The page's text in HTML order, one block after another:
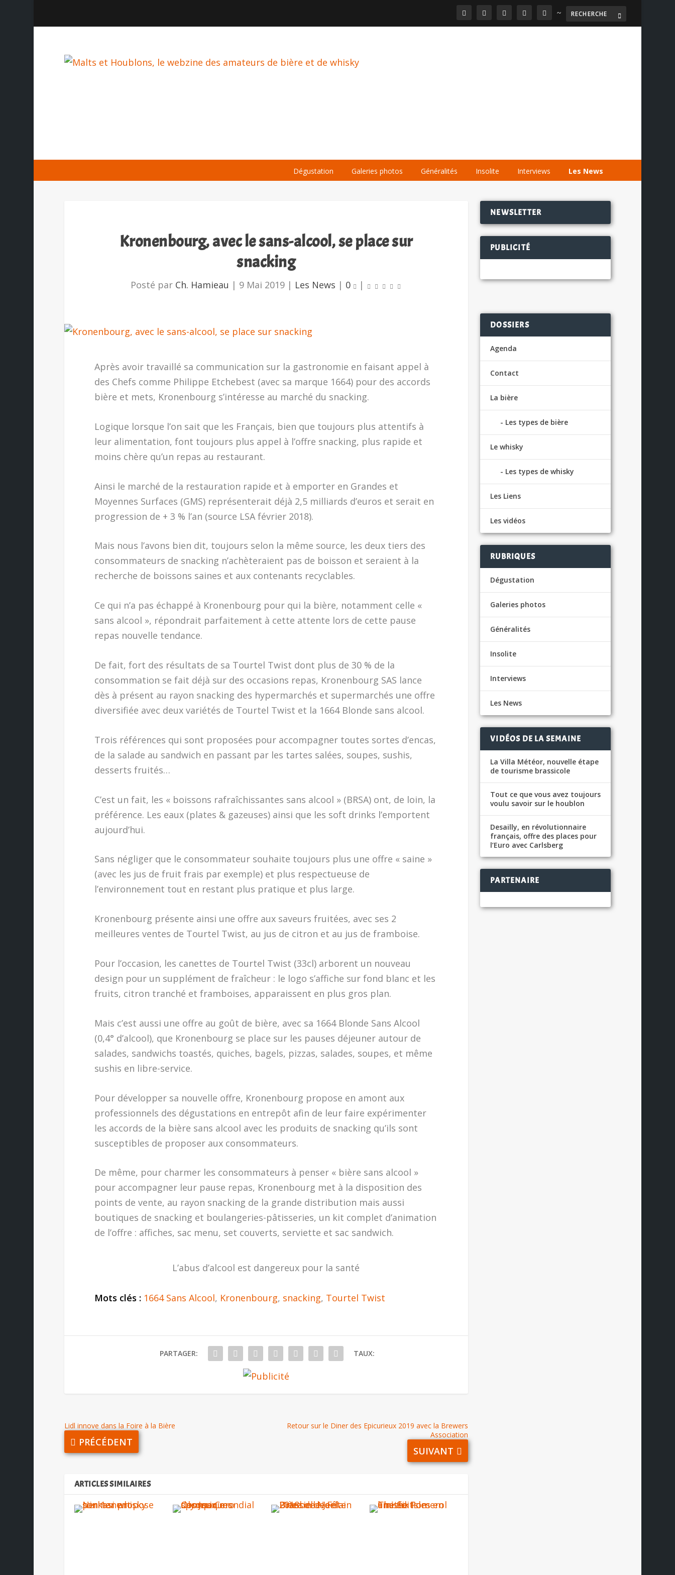
~
Dégustation Galeries photos Généralités Insolite Interviews Les News
Kronenbourg, avec le sans-alcool, se place sur
snacking
Posté par Ch. Hamieau | 9 Mai 2019| Les News | 0 |
Après avoir travaillé sa communication sur la gastronomie en faisant appel à
des Chefs comme Philippe Etchebest (avec sa marque 1664) pour des accords
bière et mets, Kronenbourg s’intéresse au marché du snacking.
Logique lorsque l’on sait que les Français, bien que toujours plus attentifs à
leur alimentation, font toujours plus appel à l’offre snacking, plus rapide et
moins chère qu’un repas au restaurant.
Ainsi le marché de la restauration rapide et à emporter en Grandes et
Moyennes Surfaces (GMS) représenterait déjà 2,5 milliards d’euros et serait en
progression de + 3 % l’an (source LSA février 2018).
Mais nous l’avons bien dit, toujours selon la même source, les deux tiers des
consommateurs de snacking n’achèteraient pas de boisson et seraient à la
recherche de boissons saines et aux contenants recyclables.
Ce qui n’a pas échappé à Kronenbourg pour qui la bière, notamment celle «
sans alcool », répondrait parfaitement à cette attente lors de cette pause
repas nouvelle tendance.
De fait, fort des résultats de sa Tourtel Twist dont plus de 30 % de la
consommation se fait déjà sur des occasions repas, Kronenbourg SAS lance
dès à présent au rayon snacking des hypermarchés et supermarchés une offre
diversifiée avec deux variétés de Tourtel Twist et la 1664 Blonde sans alcool.
Trois références qui sont proposées pour accompagner toutes sortes d’encas,
de la salade au sandwich en passant par les tartes salées, soupes, sushis,
desserts fruités…
C’est un fait, les « boissons rafraîchissantes sans alcool » (BRSA) ont, de loin, la
préférence. Les eaux (plates & gazeuses) ainsi que les soft drinks l’emportent
aujourd’hui.
Sans négliger que le consommateur souhaite toujours plus une offre « saine »
(avec les jus de fruit frais par exemple) et plus respectueuse de
l’environnement tout en restant plus pratique et plus large.
Kronenbourg présente ainsi une offre aux saveurs fruitées, avec ses 2
meilleures ventes de Tourtel Twist, au jus de citron et au jus de framboise.
Pour l’occasion, les canettes de Tourtel Twist (33cl) arborent un nouveau
design pour un supplément de fraîcheur : le logo s’affiche sur fond blanc et les
fruits, citron tranché et framboises, apparaissent en plus gros plan.
Mais c’est aussi une offre au goût de bière, avec sa 1664 Blonde Sans Alcool
(0,4° d’alcool), que Kronenbourg se place sur les pauses déjeuner autour de
salades, sandwichs toastés, quiches, bagels, pizzas, salades, soupes, et même
sushis en libre-service.
Pour développer sa nouvelle offre, Kronenbourg propose en amont aux
professionnels des dégustations en entrepôt afin de leur faire expérimenter
les accords de la bière sans alcool avec les produits de snacking qu’ils sont
susceptibles de proposer aux consommateurs.
De même, pour charmer les consommateurs à penser « bière sans alcool »
pour accompagner leur pause repas, Kronenbourg met à la disposition des
points de vente, au rayon snacking de la grande distribution mais aussi
boutiques de snacking et boulangeries-pâtisseries, un kit complet d’animation
de l’offre : affiches, sac menu, set couverts, serviette et sac sandwich.
L’abus d’alcool est dangereux pour la santé
Mots clés : 1664 Sans Alcool, Kronenbourg, snacking, Tourtel Twist
PARTAGER: TAUX:
Lidl innove dans la Foire à la Bière
PRÉCÉDENT
Retour sur le Diner des Epicurieux 2019 avec la Brewers
Association
SUIVANT
ARTICLES SIMILAIRES
NEWSLETTER
PUBLICITÉ
DOSSIERS
Agenda
Contact
La bière
Les types de bière
Le whisky
Les types de whisky
Les Liens
Les vidéos
RUBRIQUES
Dégustation
Galeries photos
Généralités
Insolite
Interviews
Les News
VIDÉOS DE LA SEMAINE
La Villa Météor, nouvelle étape
de tourisme brassicole
Tout ce que vous avez toujours
voulu savoir sur le houblon
Desailly, en révolutionnaire
français, offre des places pour
l’Euro avec Carlsberg
PARTENAIRE